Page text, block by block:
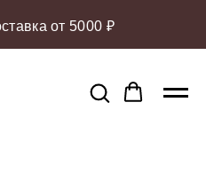
от 5000 ₽